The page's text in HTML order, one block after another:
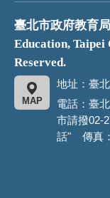
臺北市政府教育
Education,
Reserved.
地址：臺
MAP
電話：臺
市請撥02-
話" 傳真